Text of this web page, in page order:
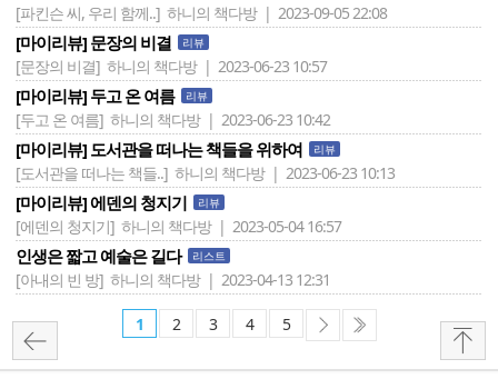
[파킨슨 씨, 우리 함께..] 하니의 책다방 | 2023-09-05 22:08
[마이리뷰] 문장의 비결 리뷰
[문장의 비결] 하니의 책다방 | 2023-06-23 10:57
[마이리뷰] 두고 온 여름 리뷰
[두고 온 여름] 하니의 책다방 | 2023-06-23 10:42
[마이리뷰] 도서관을 떠나는 책들을 위하여 리뷰
[도서관을 떠나는 책들..] 하니의 책다방 | 2023-06-23 10:13
[마이리뷰] 에덴의 청지기 리뷰
[에덴의 청지기] 하니의 책다방 | 2023-05-04 16:57
인생은 짧고 예술은 길다 리스트
[아내의 빈 방] 하니의 책다방 | 2023-04-13 12:31
1 2 3 4 5